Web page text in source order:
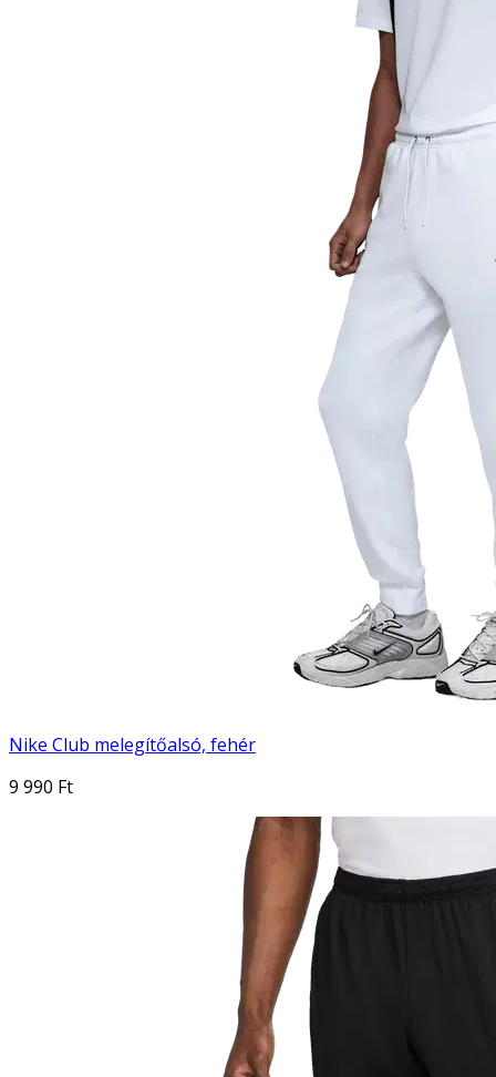
Nike Club melegítőalsó, fehér
9 990 Ft